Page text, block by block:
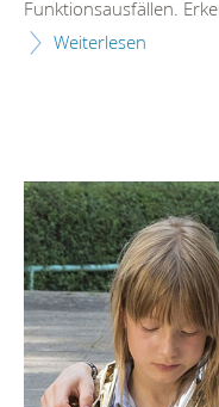
Funktionsausfällen.
Weiterlesen